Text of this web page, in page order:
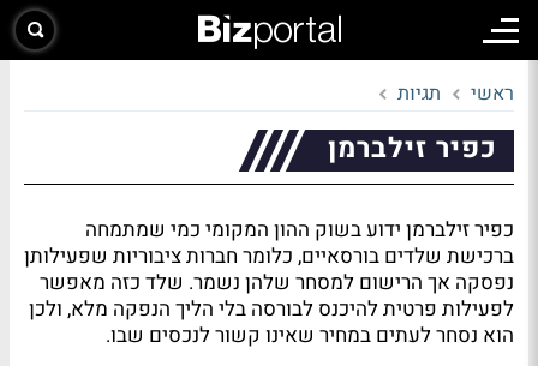
ראשי תגיות
כפיר זילברמן
כפיר זילברמן ידוע בשוק ההון המקומי כמי שמתמחה
ברכישת שלדים בורסאיים, כלומר חברות ציבוריות שפעילותן
נפסקה אך הרישום למסחר שלהן נשמר. שלד כזה מאפשר
לפעילות פרטית להיכנס לבורסה בלי הליך הנפקה מלא, ולכן
הוא נסחר לעתים במחיר שאינו קשור לנכסים שבו.